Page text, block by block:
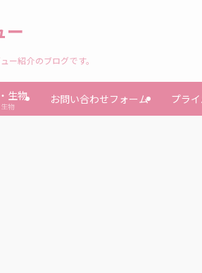
ー
ー紹介のブログです。
生物
物
お問い合わせフォーム プラ